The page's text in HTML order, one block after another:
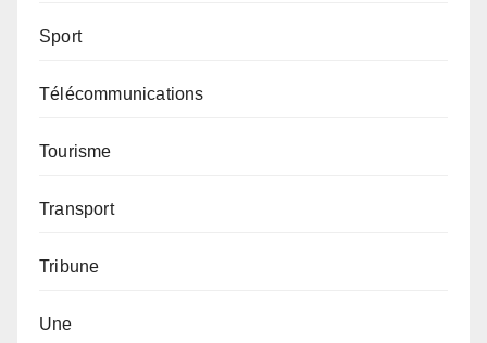
Sport
Télécommunications
Tourisme
Transport
Tribune
Une